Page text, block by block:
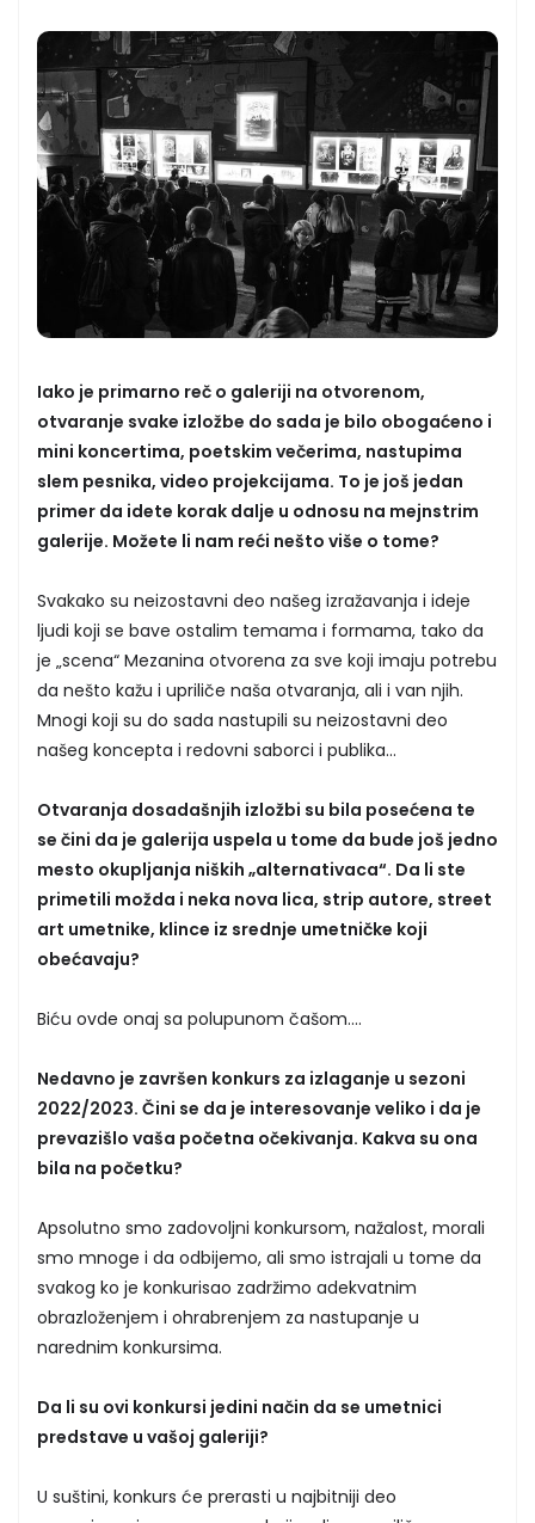
Iako je primarno reč o galeriji na otvorenom,
otvaranje svake izložbe do sada je bilo obogaćeno i
mini koncertima, poetskim večerima, nastupima
slem pesnika, video projekcijama. To je još jedan
primer da idete korak dalje u odnosu na mejnstrim
galerije. Možete li nam reći nešto više o tome?
Svakako su neizostavni deo našeg izražavanja i ideje
ljudi koji se bave ostalim temama i formama, tako da
je „scena“ Mezanina otvorena za sve koji imaju potrebu
da nešto kažu i upriliče naša otvaranja, ali i van njih.
Mnogi koji su do sada nastupili su neizostavni deo
našeg koncepta i redovni saborci i publika...
Otvaranja dosadašnjih izložbi su bila posećena te
se čini da je galerija uspela u tome da bude još jedno
mesto okupljanja niških „alternativaca“. Da li ste
primetili možda i neka nova lica, strip autore, street
art umetnike, klince iz srednje umetničke koji
obećavaju?
Biću ovde onaj sa polupunom čašom....
Nedavno je završen konkurs za izlaganje u sezoni
2022/2023. Čini se da je interesovanje veliko i da je
prevazišlo vaša početna očekivanja. Kakva su ona
bila na početku?
Apsolutno smo zadovoljni konkursom, nažalost, morali
smo mnoge i da odbijemo, ali smo istrajali u tome da
svakog ko je konkurisao zadržimo adekvatnim
obrazloženjem i ohrabrenjem za nastupanje u
narednim konkursima.
Da li su ovi konkursi jedini način da se umetnici
predstave u vašoj galeriji?
U suštini, konkurs će prerasti u najbitniji deo